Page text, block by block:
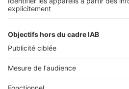
À DÉCOUVRIR
Tout l'immobilier
Toutes les villes
Tous les départements
Toutes les régions